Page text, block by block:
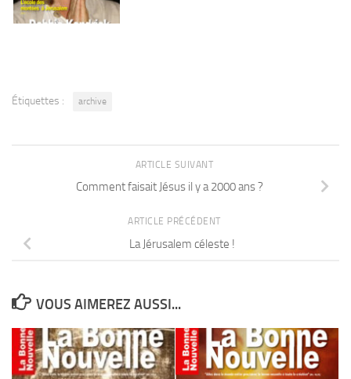
Étiquettes : archive
ARTICLE SUIVANT
Comment faisait Jésus il y a 2000 ans ?
ARTICLE PRÉCÉDENT
La Jérusalem céleste !
VOUS AIMEREZ AUSSI...